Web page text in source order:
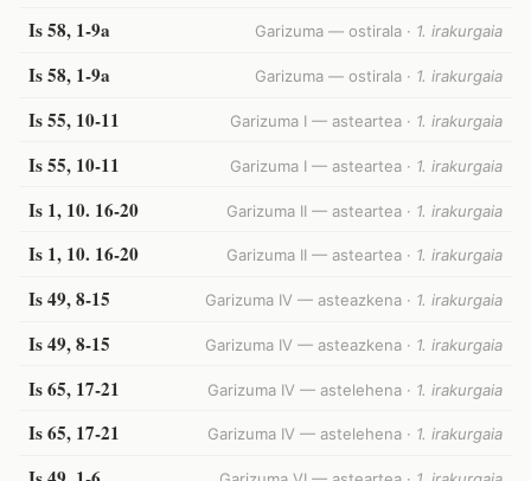
Is 58, 1-9a Garizuma — ostirala · 1. irakurgaia
Is 58, 1-9a Garizuma — ostirala · 1. irakurgaia
Is 55, 10-11 Garizuma I — asteartea · 1. irakurgaia
Is 55, 10-11 Garizuma I — asteartea · 1. irakurgaia
Is 1, 10. 16-20 Garizuma II — asteartea · 1. irakurgaia
Is 1, 10. 16-20 Garizuma II — asteartea · 1. irakurgaia
Is 49, 8-15 Garizuma IV — asteazkena · 1. irakurgaia
Is 49, 8-15 Garizuma IV — asteazkena · 1. irakurgaia
Is 65, 17-21 Garizuma IV — astelehena · 1. irakurgaia
Is 65, 17-21 Garizuma IV — astelehena · 1. irakurgaia